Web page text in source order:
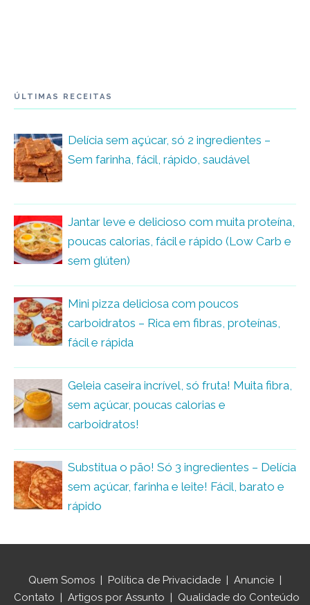
ÚLTIMAS RECEITAS
Delícia sem açúcar, só 2 ingredientes –
Sem farinha, fácil, rápido, saudável
Jantar leve e delicioso com muita proteína,
poucas calorias, fácil e rápido (Low Carb e
sem glúten)
Mini pizza deliciosa com poucos
carboidratos – Rica em fibras, proteínas,
fácil e rápida
Geleia caseira incrível, só fruta! Muita fibra,
sem açúcar, poucas calorias e
carboidratos!
Substitua o pão! Só 3 ingredientes – Delícia
sem açúcar, farinha e leite! Fácil, barato e
rápido
Quem Somos | Política de Privacidade | Anuncie |
Contato | Artigos por Assunto | Qualidade do Conteúdo